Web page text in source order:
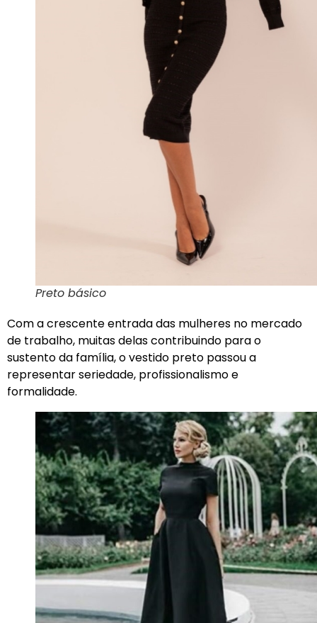
Preto básico
Com a crescente entrada das mulheres no mercado
de trabalho, muitas delas contribuindo para o
sustento da família, o vestido preto passou a
representar seriedade, profissionalismo e
formalidade.